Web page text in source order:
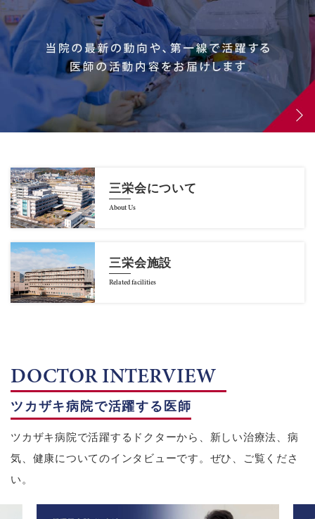
三栄会について
About Us
三栄会施設
Related facilities
DOCTOR INTERVIEW
ツカザキ病院で活躍する医師
ツカザキ病院で活躍するドクターから、新しい治療法、病
気、健康についてのインタビューです。ぜひ、ご覧くださ
い。